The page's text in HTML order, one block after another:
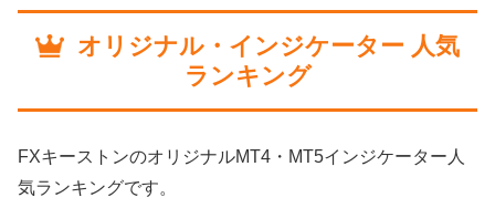
オリジナル・インジケーター 人気
ランキング
FXキーストンのオリジナルMT4・MT5インジケーター人
気ランキングです。